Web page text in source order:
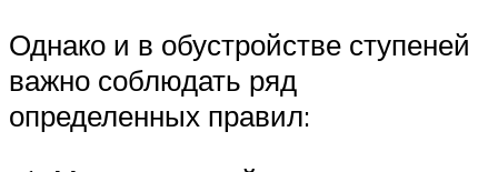
Однако и в обустройстве ступеней
важно соблюдать ряд
определенных правил: